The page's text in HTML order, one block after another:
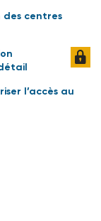
des centres
l’accès au